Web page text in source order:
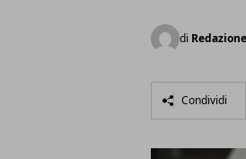
di Redazione
Condividi